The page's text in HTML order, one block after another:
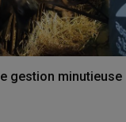
gestion minutieuse